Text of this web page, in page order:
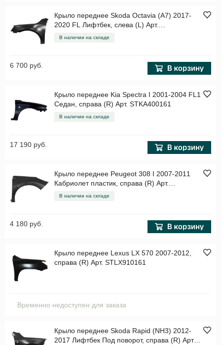
Крыло переднее Skoda Octavia (A7) 2017-
2020 FL Лифтбек, слева (L) Арт.
STSD27016A2
В наличии на складе
6 700 руб.
Крыло переднее Kia Spectra I 2001-2004 FL1
Седан, справа (R) Арт. STKA400161
В наличии на складе
17 190 руб.
Крыло переднее Peugeot 308 I 2007-2011
Кабриолет пластик, справа (R) Арт.
STPG480161
В наличии на складе
4 180 руб.
Крыло переднее Lexus LX 570 2007-2012,
справа (R) Арт. STLX910161
Временно недоступен для заказа
Крыло переднее Skoda Rapid (NH3) 2012-
2017 Лифтбек Под поворот, справа (R) Арт.